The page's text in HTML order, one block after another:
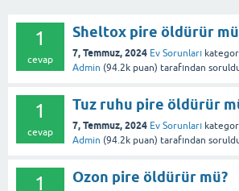
1
cevap
Sheltox pire öldürür
7, Temmuz, 2024 Ev Sorunları
Admin (94.2k puan) tarafından
1
cevap
Tuz ruhu pire öldürür
7, Temmuz, 2024 Ev Sorunları
Admin (94.2k puan) tarafından
1 Ozon pire öldürür mü?